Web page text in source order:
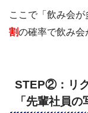
ここで「飲み会が
割の確率で飲み会
STEP②：リ
「先輩社員